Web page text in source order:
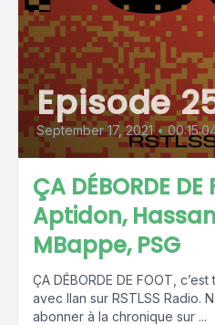
Episode
September 17, 2021 •
ÇA DÉBORDE
Aptidon,
MBappe, PSG
ÇA DÉBORDE DE FOOT,
avec Ilan sur RSTLSS Radio.
abonner à la chronique sur ...